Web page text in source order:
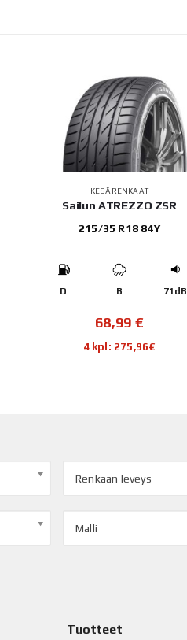
KESÄRENKAAT
Sailun ATREZZO ZSR
215/35 R18 84Y
D B 71dB
68,99 €
4 kpl: 275,96€
Renkaan leveys
Malli
Tuotteet